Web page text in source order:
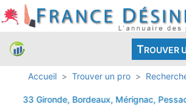
TROUVER
Accueil Trouver un pro
33 Gironde, Bordeaux, Mérignac,